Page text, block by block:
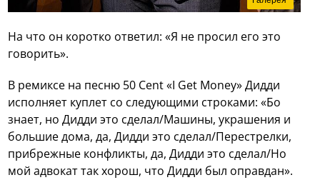
На что он коротко ответил: «Я не просил его это
говорить».
В ремиксе на песню 50 Cent «I Get Money» Дидди
исполняет куплет со следующими строками: «Бо
знает, но Дидди это сделал/Машины, украшения и
большие дома, да, Дидди это сделал/Перестрелки,
прибрежные конфликты, да, Дидди это сделал/Но
мой адвокат так хорош, что Дидди был оправдан».